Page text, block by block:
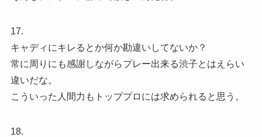
17.
キャディにキレるとか何か勘違いしてないか？
常に周りにも感謝しながらプレー出来る渋子とはえらい
違いだな。
こういった人間力もトッププロには求められると思う。
18.